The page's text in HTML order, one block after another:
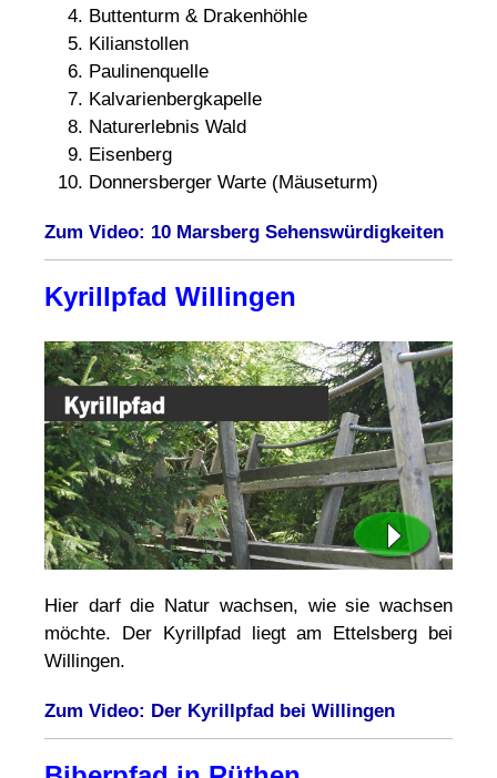
Buttenturm & Drakenhöhle
Kilianstollen
Paulinenquelle
Kalvarienbergkapelle
Naturerlebnis Wald
Eisenberg
Donnersberger Warte (Mäuseturm)
Zum Video: 10 Marsberg Sehenswürdigkeiten
Kyrillpfad Willingen
Hier darf die Natur wachsen, wie sie wachsen
möchte. Der Kyrillpfad liegt am Ettelsberg bei
Willingen.
Zum Video: Der Kyrillpfad bei Willingen